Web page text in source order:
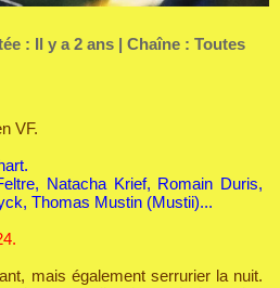
: Il y a 2 ans | Chaîne : Toutes
VF.
Natacha Krief, Romain Duris,
Thomas Mustin (Mustii)...
mais également serrurier la nuit.